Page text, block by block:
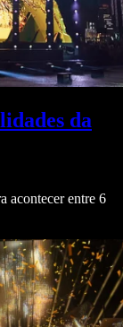
da
acontecer entre 6